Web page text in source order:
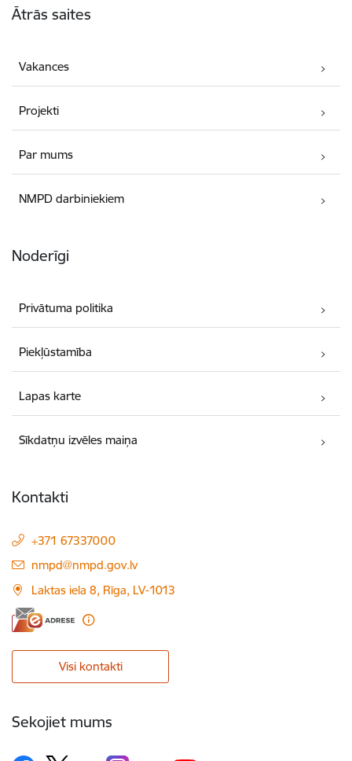
Ātrās saites
Vakances
Projekti
Par mums
NMPD darbiniekiem
Noderīgi
Privātuma politika
Piekļūstamība
Lapas karte
Sīkdatņu izvēles maiņa
Kontakti
+371 67337000
E-pasts:
nmpd@nmpd.gov.lv
Laktas iela 8, Rīga, LV-1013
Visi kontakti
Sekojiet mums